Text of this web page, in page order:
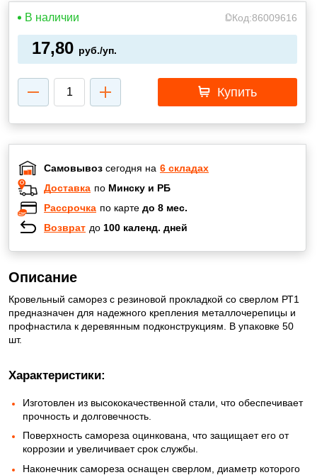
В наличии Код:86009616
17,80 руб./уп.
Купить
Самовывоз сегодня на 6 складах
Доставка по Минску и РБ
Рассрочка по карте до 8 мес.
Возврат до 100 календ. дней
Описание
Кровельный саморез с резиновой прокладкой со сверлом РТ1
предназначен для надежного крепления металлочерепицы и
профнастила к деревянным подконструкциям. В упаковке 50
шт.
Характеристики:
Изготовлен из высококачественной стали, что обеспечивает
прочность и долговечность.
Поверхность самореза оцинкована, что защищает его от
коррозии и увеличивает срок службы.
Наконечник самореза оснащен сверлом, диаметр которого